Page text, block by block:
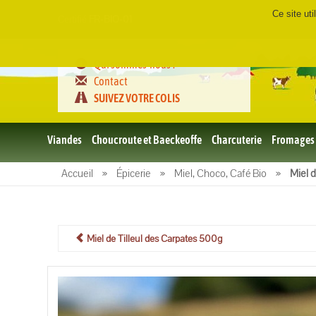
Qui sommes-nous ?
Contact
SUIVEZ VOTRE COLIS
Viandes
Le porc
et BBQ
et BBQ
Bio
L'agneau
et BBQ
Choucroute et Baeckeoffe Charcuterie Fromages
Accueil » Épicerie » Miel, Choco, Café Bio » Miel
Miel de Tilleul des Carpates 500g
Ce site